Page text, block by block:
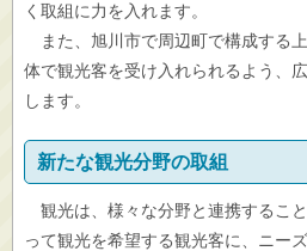
く取組に力を入れます。
また、旭川市で周辺町で構成する
体で観光客を受け入れられるよう、
します。
新たな観光分野の取組
観光は、様々な分野と連携するこ
って観光を希望する観光客に、ニー